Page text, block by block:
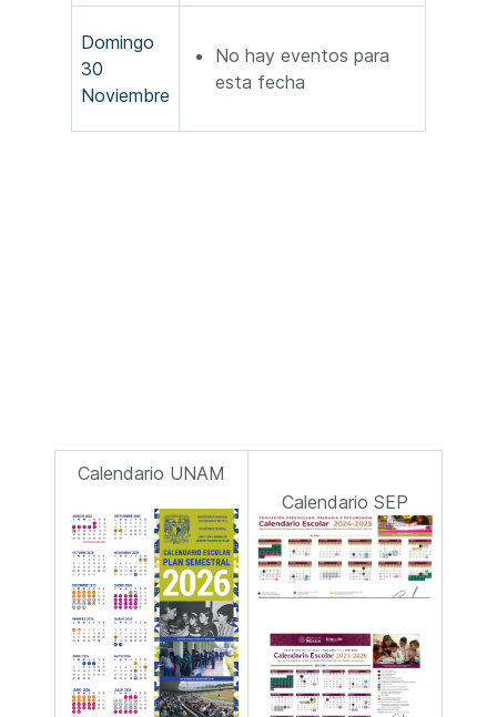
Domingo
30
Noviembre
No hay eventos para
esta fecha
Calendario UNAM
Calendario SEP